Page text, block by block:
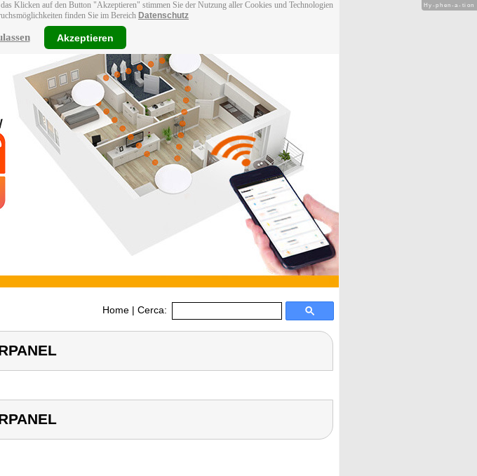
Klicken auf den Button "Akzeptieren" stimmen Sie der Nutzung aller Cookies und Technologien
finden Sie im Bereich Datenschutz
Akzeptieren
Home | Cerca:
Hy-phen-a-tion